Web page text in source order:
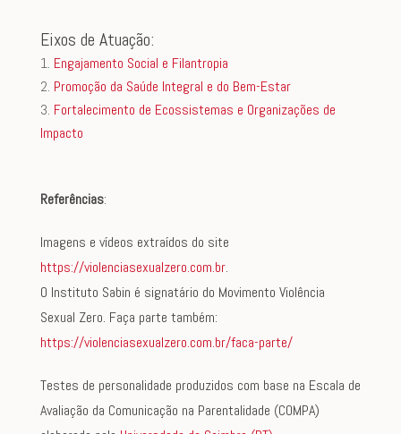
Eixos de Atuação:
Engajamento Social e Filantropia
Promoção da Saúde Integral e do Bem-Estar
Fortalecimento de Ecossistemas e Organizações de
Impacto
Referências:
Imagens e vídeos extraídos do site
https://violenciasexualzero.com.br.
O Instituto Sabin é signatário do Movimento Violência
Sexual Zero. Faça parte também:
https://violenciasexualzero.com.br/faca-parte/
Testes de personalidade produzidos com base na Escala de
Avaliação da Comunicação na Parentalidade (COMPA)